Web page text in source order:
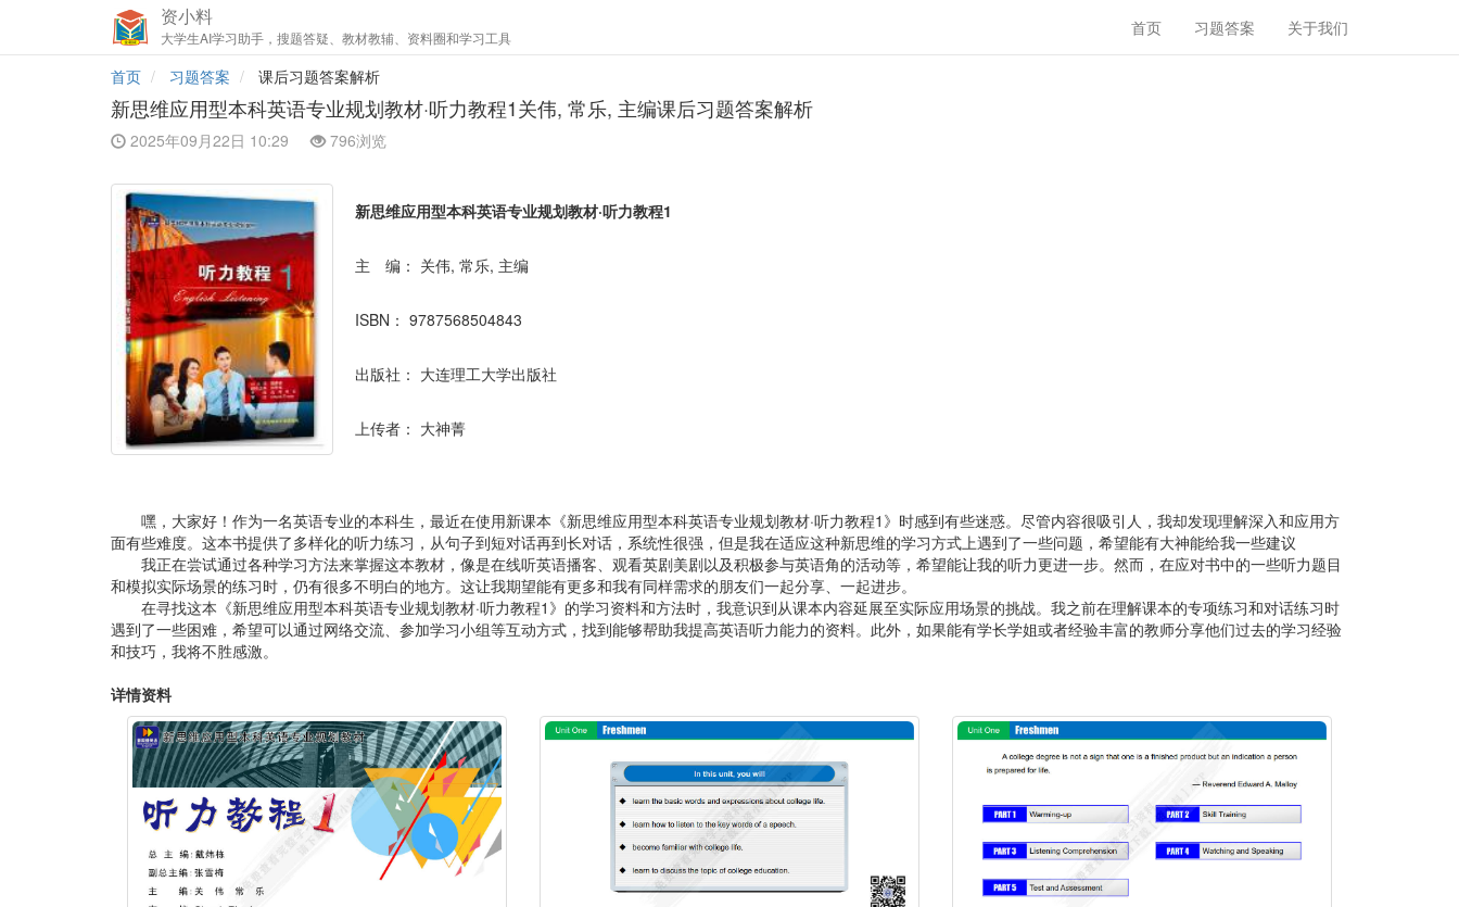
资小料
大学生AI学习助手，搜题答疑、教材教辅、资料圈和学习工具 首页 习题答案 关于我们
首页 习题答案 课后习题答案解析
新思维应用型本科英语专业规划教材·听力教程1关伟, 常乐, 主编课后习题答案解析
2025年09月22日 10:29 796浏览
新思维应用型本科英语专业规划教材·听力教程1
主 编： 关伟, 常乐, 主编
ISBN： 9787568504843
出版社： 大连理工大学出版社
上传者： 大神菁
嘿，大家好！作为一名英语专业的本科生，最近在使用新课本《新思维应用型本科英语专业规划教材·听力教程1》时感到有些迷惑。尽管内容很吸引人，我却发现理解深入和应用方
面有些难度。这本书提供了多样化的听力练习，从句子到短对话再到长对话，系统性很强，但是我在适应这种新思维的学习方式上遇到了一些问题，希望能有大神能给我一些建议
我正在尝试通过各种学习方法来掌握这本教材，像是在线听英语播客、观看英剧美剧以及积极参与英语角的活动等，希望能让我的听力更进一步。然而，在应对书中的一些听力题目
和模拟实际场景的练习时，仍有很多不明白的地方。这让我期望能有更多和我有同样需求的朋友们一起分享、一起进步。
在寻找这本《新思维应用型本科英语专业规划教材·听力教程1》的学习资料和方法时，我意识到从课本内容延展至实际应用场景的挑战。我之前在理解课本的专项练习和对话练习时
遇到了一些困难，希望可以通过网络交流、参加学习小组等互动方式，找到能够帮助我提高英语听力能力的资料。此外，如果能有学长学姐或者经验丰富的教师分享他们过去的学习经验
和技巧，我将不胜感激。
详情资料